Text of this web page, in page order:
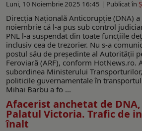
Luni, 10 Noiembrie 2025 16:45 | Publicat în
Direcția Națională Anticorupție (DNA)
noiembrie că l-a pus sub control
PNL l-a suspendat din toate funcțiile
inclusiv cea de trezorier. Nu s-a
postul său de președinte al Autorității
Feroviară (ARF), conform HotNews.ro.
subordinea Ministerului
politicile guvernamentale în
Mihai Barbu a fo ...
Afacerist anchetat de
Palatul Victoria. Trafic de
înalt